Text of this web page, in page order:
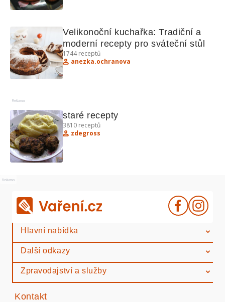
Velikonoční kuchařka: Tradiční a
moderní recepty pro sváteční stůl
1744receptů
anezka.ochranova
Reklama
staré recepty
3810 receptů
zdegross
Reklama
Hlavní nabídka
Další odkazy
Zpravodajství a služby
Kontakt